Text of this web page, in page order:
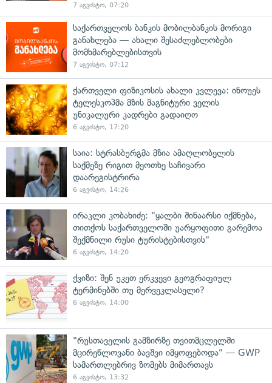
7 აგვისტო, 07:20
საქართველოს ბანკის მობილბანკის მორიგი
განახლება — ახალი შესაძლებლობები
მომხმარებლებისთვის
7 აგვისტო, 07:12
ქართველი ფიზიკოსის ახალი კვლევა: ინოუეს
ტელესკოპმა მზის მაგნიტური ველის
უნიკალური კადრები გადაიღო
6 აგვისტო, 17:20
საია: სტრასბურგმა მზია ამაღლობელის
საქმეზე რიგით მეოთხე საჩივარი
დაარეგისტრირა
6 აგვისტო, 14:26
ირაკლი კობახიძე: "ყალბი შინაარსი იქმნება,
თითქოს საქართველოში უარყოფითი გარემოა
შექმნილი რუსი ტურისტებისთვის"
6 აგვისტო, 14:20
ქვიზი: შენ უკეთ ერკვევი გეოგრაფიულ
ტერმინებში თუ მერვეკლასელი?
6 აგვისტო, 14:00
"რუსთაველის გამზირზე თვითმცლელში
მცირეწლოვანი ბავშვი იმყოფებოდა" — GWP
სამართლებრივ ზომებს მიმართავს
6 აგვისტო, 13:32